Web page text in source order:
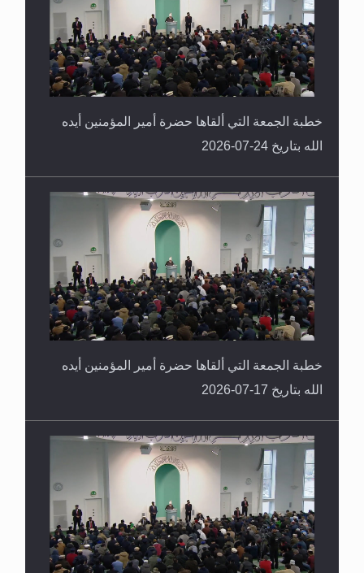
خطبة الجمعة التي ألقاها حضرة أمير المؤمنين أيده
الله بتاريخ 24-07-2026
خطبة الجمعة التي ألقاها حضرة أمير المؤمنين أيده
الله بتاريخ 17-07-2026